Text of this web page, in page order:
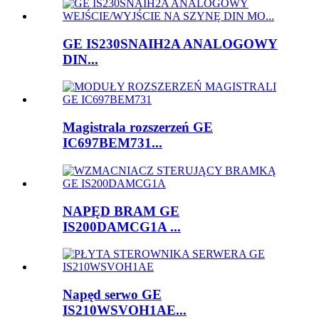
GE IS230SNAIH2A ANALOGOWY
DIN...
Magistrala rozszerzeń GE
IC697BEM731...
NAPĘD BRAM GE
IS200DAMCG1A ...
Napęd serwo GE
IS210WSVOH1AE...